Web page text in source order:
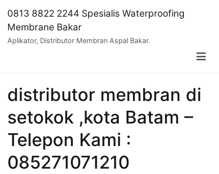
content
0813 8822 2244 Spesialis Waterproofing
Membrane Bakar
Aplikator, Distributor Membran Aspal Bakar.
distributor membran di
setokok ,kota Batam –
Telepon Kami :
085271071210